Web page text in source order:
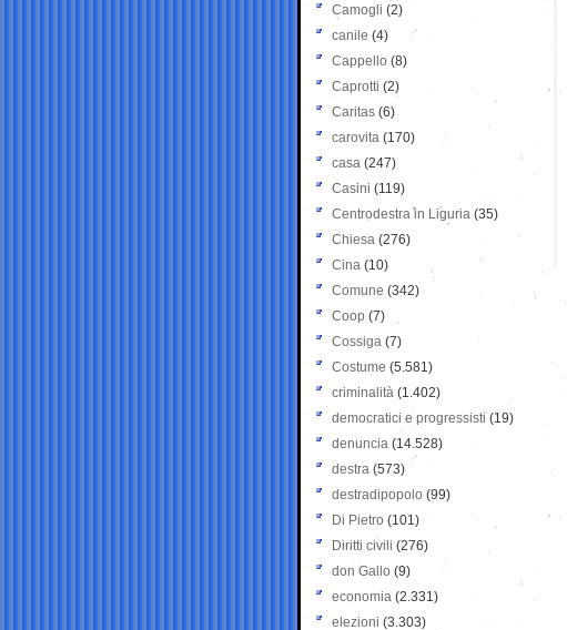
Camogli (2)
canile (4)
Cappello (8)
Caprotti (2)
Caritas (6)
carovita (170)
casa (247)
Casini (119)
Centrodestra in Liguria (35)
Chiesa (276)
Cina (10)
Comune (342)
Coop (7)
Cossiga (7)
Costume (5.581)
criminalità (1.402)
democratici e progressisti (19)
denuncia (14.528)
destra (573)
destradipopolo (99)
Di Pietro (101)
Diritti civili (276)
don Gallo (9)
economia (2.331)
elezioni (3.303)